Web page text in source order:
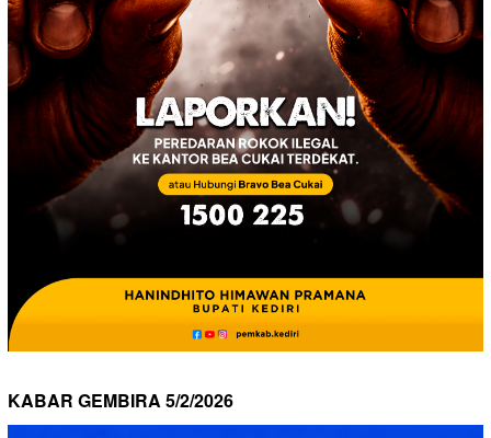
KABAR GEMBIRA 5/2/2026